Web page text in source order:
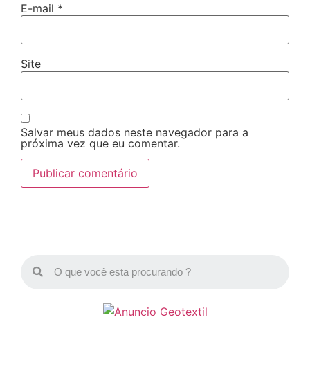
E-mail *
Site
Salvar meus dados neste navegador para a
próxima vez que eu comentar.